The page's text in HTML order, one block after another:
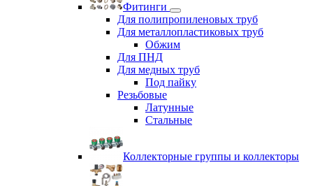
Фитинги
Для полипропиленовых труб
Для металлопластиковых труб
Обжим
Для ПНД
Для медных труб
Под пайку
Резьбовые
Латунные
Cтальные
Коллекторные группы и коллекторы